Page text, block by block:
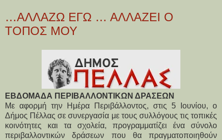
…ΑΛΛΑΖΩ ΕΓΩ … ΑΛΛΑΖΕΙ Ο
ΤΟΠΟΣ ΜΟΥ
ΕΒΔΟΜΑΔΑ ΠΕΡΙΒΑΛΛΟΝΤΙΚΩΝ ΔΡΑΣΕΩΝ
Με αφορμή την Ημέρα Περιβάλλοντος, στις 5 Ιουνίου, ο
Δήμος Πέλλας σε συνεργασία με τους συλλόγους τις τοπικές
κοινότητες και τα σχολεία, προγραμματίζει ένα σύνολο
περιβαλλοντικών δράσεων που θα πραγματοποιηθούν